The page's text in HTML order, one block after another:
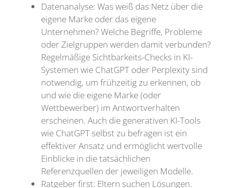
Datenanalyse: Was weiß das Netz über die
eigene Marke oder das eigene
Unternehmen? Welche Begriffe, Probleme
oder Zielgruppen werden damit verbunden?
Regelmäßige Sichtbarkeits-Checks in KI-
Systemen wie ChatGPT oder Perplexity sind
notwendig, um frühzeitig zu erkennen, ob
und wie die eigene Marke (oder
Wettbewerber) im Antwortverhalten
erscheinen. Auch die generativen KI-Tools
wie ChatGPT selbst zu befragen ist ein
effektiver Ansatz und ermöglicht wertvolle
Einblicke in die tatsächlichen
Referenzquellen der jeweiligen Modelle.
Ratgeber first: Eltern suchen Lösungen.